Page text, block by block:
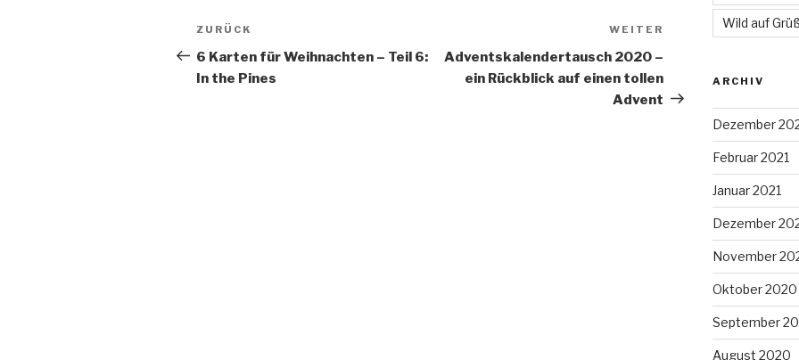
Beitragsnavigation
Vorheriger
Beitrag
ZURÜCK
6 Karten für Weihnachten – Teil 6:
In the Pines
Nächster
WEITER
Adventskalendertausch 2020 –
ein Rückblick auf einen tollen
Advent
Wild auf
ARCHIV
Dezember
Februar 2021
Januar 2021
Dezember
November
Oktober 2020
September
August 2020